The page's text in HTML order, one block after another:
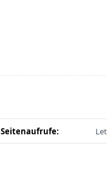
Seitenaufrufe: